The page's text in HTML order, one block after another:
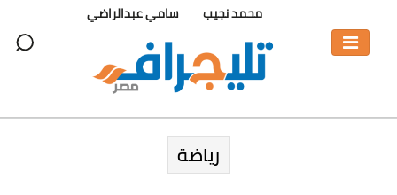
محمد نجيب
سامي عبدالراضي
رياضة